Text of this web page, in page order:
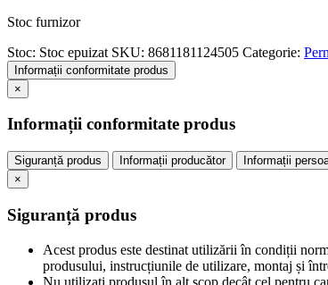
Stoc furnizor
Stoc: Stoc epuizat SKU: 8681181124505 Categorie:
Informații conformitate produs
×
Informații conformitate produs
Siguranță produs Informații producător
Informații
×
Siguranță produs
Acest produs este destinat utilizării în condiții
produsului, instrucțiunile de utilizare, montaj și
Nu utilizați produsul în alt scop decât cel pentru